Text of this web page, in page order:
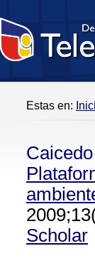
Estas en:
Scholar